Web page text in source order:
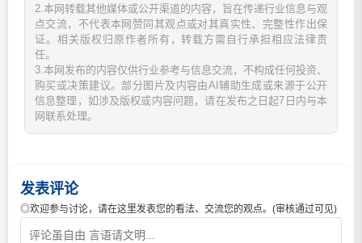
2.本网转载其他媒体或公开渠道的内容，旨在传递行业信息与观
点交流，不代表本网赞同其观点或对其真实性、完整性作出保
证。相关版权归原作者所有，转载方需自行承担相应法律责
任。
3.本网发布的内容仅供行业参考与信息交流，不构成任何投资、
购买或决策建议。部分图片及内容由AI辅助生成或来源于公开
信息整理，如涉及版权或内容问题，请在发布之日起7日内与本
网联系处理。
发表评论
◎欢迎参与讨论，请在这里发表您的看法、交流您的观点。(审核通过可见)